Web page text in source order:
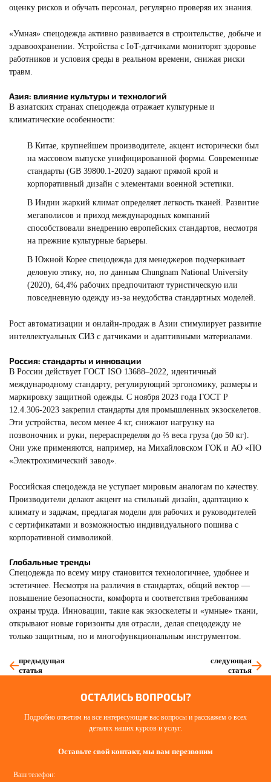
оценку рисков и обучать персонал, регулярно проверяя их знания.
«Умная» спецодежда активно развивается в строительстве, добыче и
здравоохранении. Устройства с IoT-датчиками мониторят здоровье
работников и условия среды в реальном времени, снижая риски
травм.
Азия: влияние культуры и технологий
В азиатских странах спецодежда отражает культурные и
климатические особенности:
В Китае, крупнейшем производителе, акцент исторически был
на массовом выпуске унифицированной формы. Современные
стандарты (GB 39800.1-2020) задают прямой крой и
корпоративный дизайн с элементами военной эстетики.
В Индии жаркий климат определяет легкость тканей. Развитие
мегаполисов и приход международных компаний
способствовали внедрению европейских стандартов, несмотря
на прежние культурные барьеры.
В Южной Корее спецодежда для менеджеров подчеркивает
деловую этику, но, по данным Chungnam National University
(2020), 64,4% рабочих предпочитают туристическую или
повседневную одежду из-за неудобства стандартных моделей.
Рост автоматизации и онлайн-продаж в Азии стимулирует развитие
интеллектуальных СИЗ с датчиками и адаптивными материалами.
Россия: стандарты и инновации
В России действует ГОСТ ISO 13688–2022, идентичный
международному стандарту, регулирующий эргономику, размеры и
маркировку защитной одежды. С ноября 2023 года ГОСТ Р
12.4.306-2023 закрепил стандарты для промышленных экзоскелетов.
Эти устройства, весом менее 4 кг, снижают нагрузку на
позвоночник и руки, перераспределяя до ⅔ веса груза (до 50 кг).
Они уже применяются, например, на Михайловском ГОК и АО «ПО
«Электрохимический завод».
Российская спецодежда не уступает мировым аналогам по качеству.
Производители делают акцент на стильный дизайн, адаптацию к
климату и задачам, предлагая модели для рабочих и руководителей
с сертификатами и возможностью индивидуального пошива с
корпоративной символикой.
Глобальные тренды
Спецодежда по всему миру становится технологичнее, удобнее и
эстетичнее. Несмотря на различия в стандартах, общий вектор —
повышение безопасности, комфорта и соответствия требованиям
охраны труда. Инновации, такие как экзоскелеты и «умные» ткани,
открывают новые горизонты для отрасли, делая спецодежду не
только защитным, но и многофункциональным инструментом.
предыдущая
статья
следующая
статья
ОСТАЛИСЬ ВОПРОСЫ?
Подробно ответим на все интересующие вас вопросы и расскажем о всех
деталях наших курсов и услуг.
Оставьте свой контакт, мы вам перезвоним
Ваш телефон: